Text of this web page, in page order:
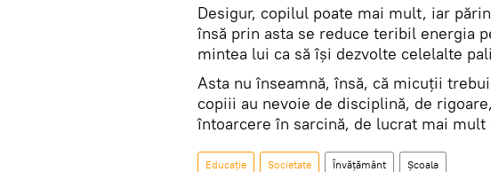
Desigur, copilul poate mai mult, iar
însă prin asta se reduce teribil energia
mintea lui ca să își dezvolte celelalte
Asta nu înseamnă, însă, că micuții
copiii au nevoie de disciplină, de
întoarcere în sarcină, de lucrat mai
Educație Societate Învățământ Școala